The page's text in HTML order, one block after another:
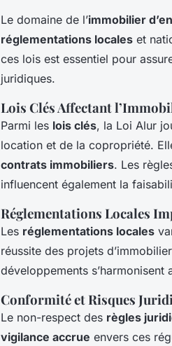
Le domaine de l’immobilier
réglementations locales et
ces lois est essentiel pour
juridiques.
Lois Clés Affectant
Parmi les lois clés, la Loi Alur
location et de la copropriété.
contrats immobiliers. Les
influencent également la
Réglementations Locales
Les réglementations locales
réussite des projets
développements s’harmonisent
Conformité et Risques
Le non-respect des règles
vigilance accrue envers ces